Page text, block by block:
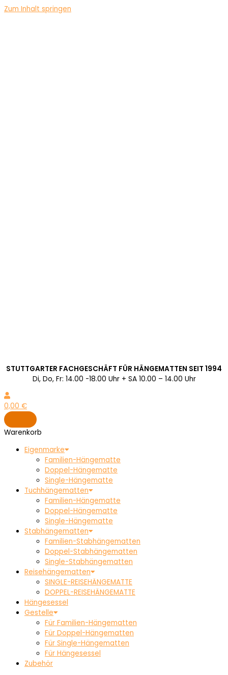
Zum Inhalt springen
STUTTGARTER FACHGESCHÄFT FÜR HÄNGEMATTEN SEIT 1994
Di, Do, Fr: 14.00 -18.00 Uhr + SA 10.00 – 14.00 Uhr
0,00 €
Warenkorb
Eigenmarke
Familien-Hängematte
Doppel-Hängematte
Single-Hängematte
Tuchhängematten
Familien-Hängematte
Doppel-Hängematte
Single-Hängematte
Stabhängematten
Familien-Stabhängematten
Doppel-Stabhängematten
Single-Stabhängematten
Reisehängematten
SINGLE-REISEHÄNGEMATTE
DOPPEL-REISEHÄNGEMATTE
Hängesessel
Gestelle
Für Familien-Hängematten
Für Doppel-Hängematten
Für Single-Hängematten
Für Hängesessel
Zubehör